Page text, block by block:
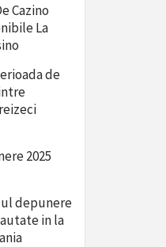
Cazino
La
de
2025
depunere
in la